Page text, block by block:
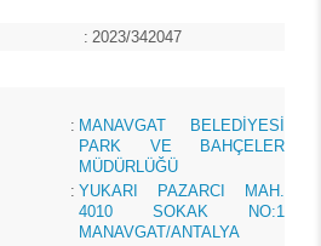
: 2023/342047
: MANAVGAT BELEDİYESİ
PARK VE BAHÇELER
MÜDÜRLÜĞÜ
: YUKARI PAZARCI MAH.
4010 SOKAK NO:1
MANAVGAT/ANTALYA